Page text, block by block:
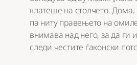
клатеше на столчето.
па ниту правењето на
внимава над него, за да ги
следи честите ѓаконски